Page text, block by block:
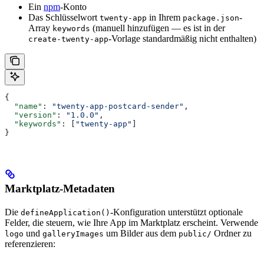
Ein npm-Konto
Das Schlüsselwort twenty-app in Ihrem package.json-
Array keywords (manuell hinzufügen — es ist in der
create-twenty-app-Vorlage standardmäßig nicht enthalten)
{
  "name"
: "twenty-app-postcard-sender" ,
  "version"
: "1.0.0" ,
  "keywords"
: [ "twenty-app"
}
Marktplatz-Metadaten
Die defineApplication() -Konfiguration unterstützt optionale
Felder, die steuern, wie Ihre App im Marktplatz erscheint. Verwende
logo und galleryImages um Bilder aus dem public/ Ordner zu
referenzieren: